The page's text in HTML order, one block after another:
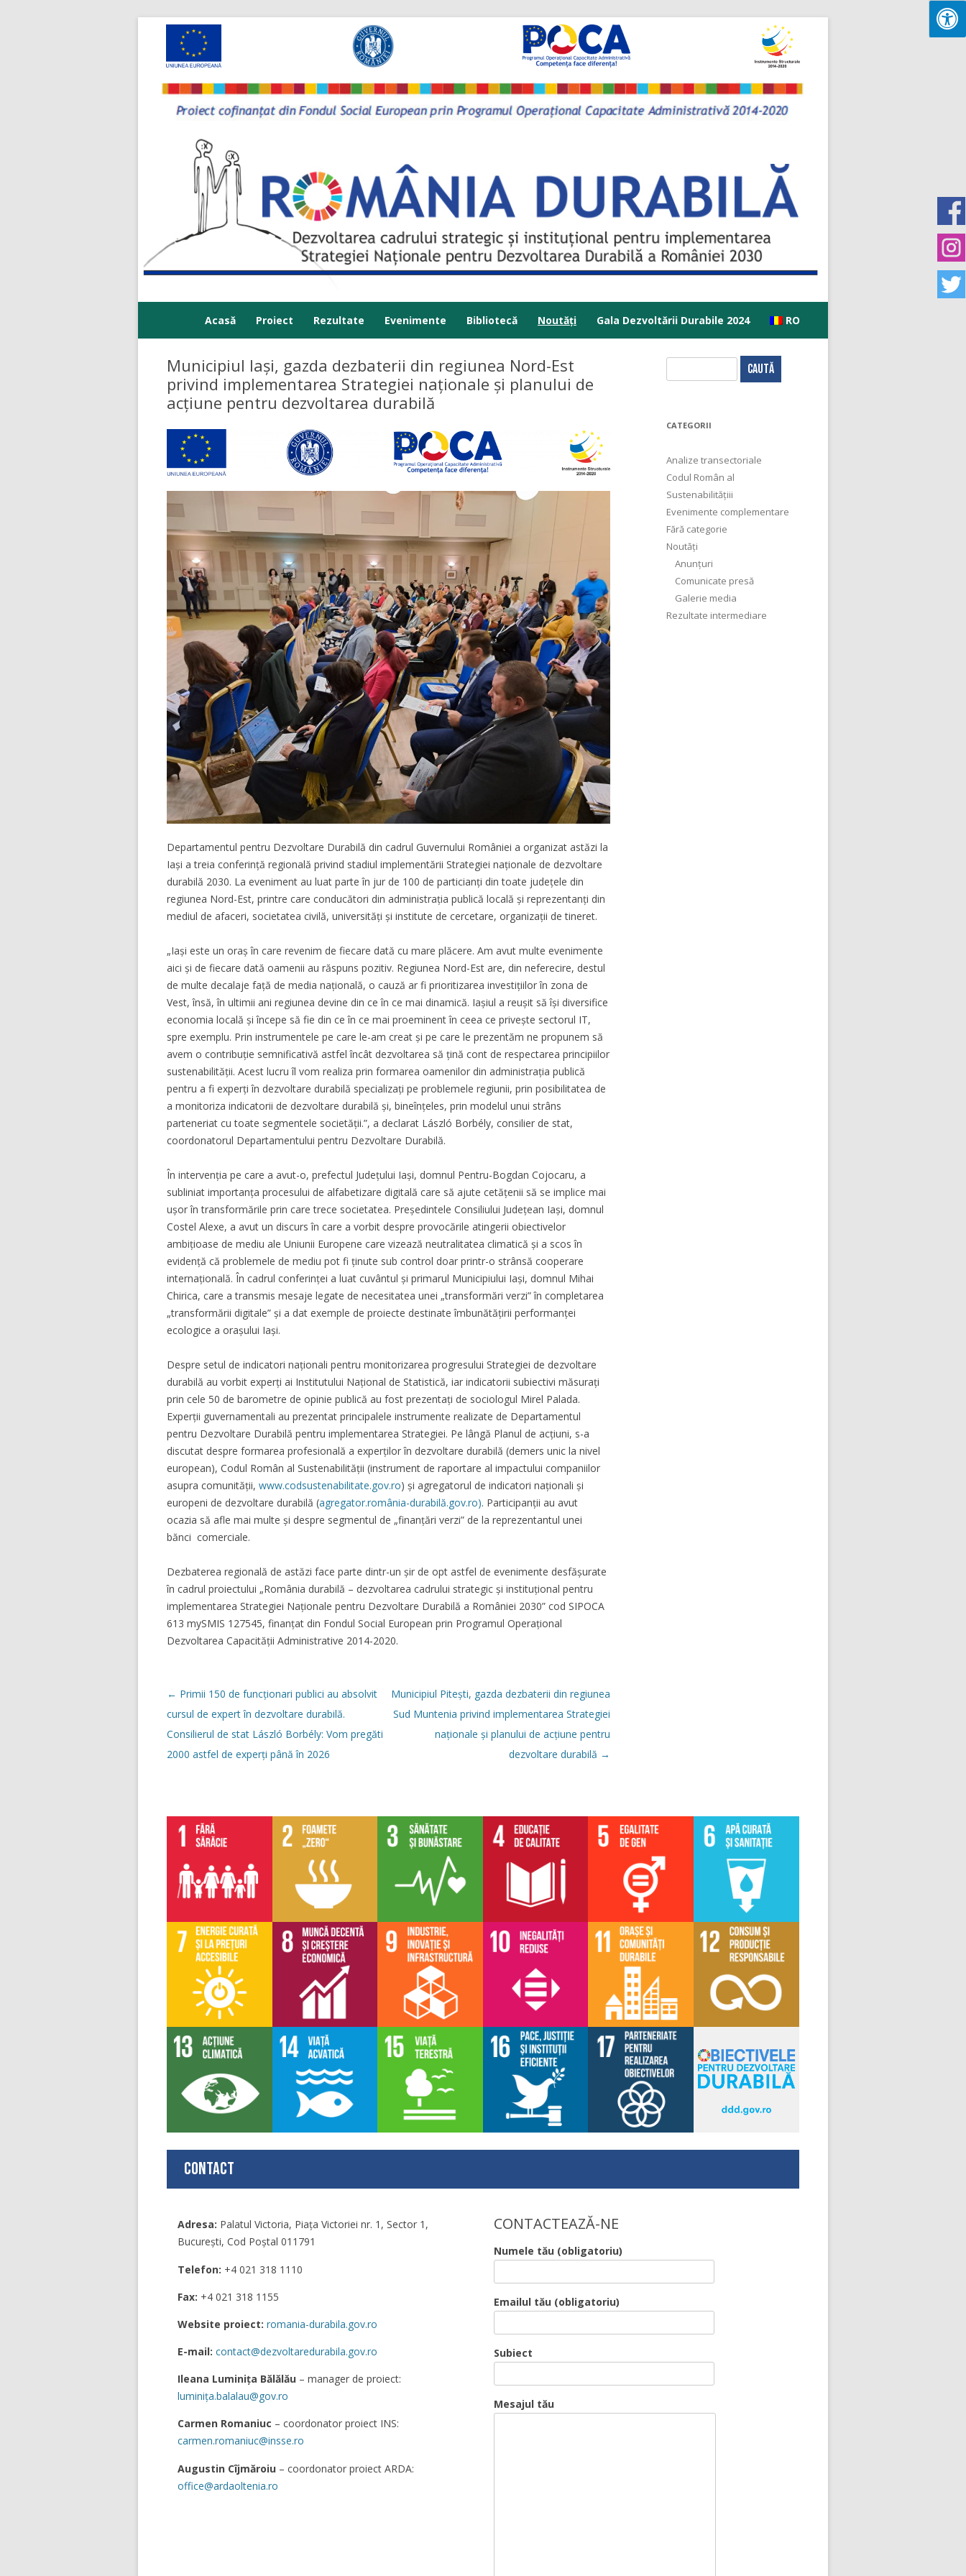
Sari la conținut
Acasă
Proiect Rezultate Evenimente Bibliotecă Noutăți
Comunicate presă
Gala Dezvoltării Durabile 2024 RO
Municipiul Iași, gazda dezbaterii din regiunea Nord-Est
privind implementarea Strategiei naționale și planului de
acțiune pentru dezvoltarea durabilă
Departamentul pentru Dezvoltare Durabilă din cadrul Guvernului României a organizat astăzi la
Iași a treia conferință regională privind stadiul implementării Strategiei naționale de dezvoltare
durabilă 2030. La eveniment au luat parte în jur de 100 de particianți din toate județele din
regiunea Nord-Est, printre care conducători din administrația publică locală și reprezentanți din
mediul de afaceri, societatea civilă, universități și institute de cercetare, organizații de tineret.
„Iași este un oraș în care revenim de fiecare dată cu mare plăcere. Am avut multe evenimente
aici și de fiecare dată oamenii au răspuns pozitiv. Regiunea Nord-Est are, din neferecire, destul
de multe decalaje față de media națională, o cauză ar fi prioritizarea investițiilor în zona de
Vest, însă, în ultimii ani regiunea devine din ce în ce mai dinamică. Iașiul a reușit să își diversifice
economia locală și începe să fie din ce în ce mai proeminent în ceea ce privește sectorul IT,
spre exemplu. Prin instrumentele pe care le-am creat și pe care le prezentăm ne propunem să
avem o contribuție semnificativă astfel încât dezvoltarea să țină cont de respectarea principiilor
sustenabilității. Acest lucru îl vom realiza prin formarea oamenilor din administrația publică
pentru a fi experți în dezvoltare durabilă specializați pe problemele regiunii, prin posibilitatea de
a monitoriza indicatorii de dezvoltare durabilă și, bineînțeles, prin modelul unui strâns
parteneriat cu toate segmentele societății.”, a declarat László Borbély, consilier de stat,
coordonatorul Departamentului pentru Dezvoltare Durabilă.
În intervenția pe care a avut-o, prefectul Județului Iași, domnul Pentru-Bogdan Cojocaru, a
subliniat importanța procesului de alfabetizare digitală care să ajute cetățenii să se implice mai
ușor în transformările prin care trece societatea. Președintele Consiliului Județean Iași, domnul
Costel Alexe, a avut un discurs în care a vorbit despre provocările atingerii obiectivelor
ambițioase de mediu ale Uniunii Europene care vizează neutralitatea climatică și a scos în
evidență că problemele de mediu pot fi ținute sub control doar printr-o strânsă cooperare
internațională. În cadrul conferinței a luat cuvântul și primarul Municipiului Iași, domnul Mihai
Chirica, care a transmis mesaje legate de necesitatea unei „transformări verzi” în completarea
„transformării digitale” și a dat exemple de proiecte destinate îmbunătățirii performanței
ecologice a orașului Iași.
Despre setul de indicatori naționali pentru monitorizarea progresului Strategiei de dezvoltare
durabilă au vorbit experți ai Institutului Național de Statistică, iar indicatorii subiectivi măsurați
prin cele 50 de barometre de opinie publică au fost prezentați de sociologul Mirel Palada.
Experții guvernamentali au prezentat principalele instrumente realizate de Departamentul
pentru Dezvoltare Durabilă pentru implementarea Strategiei. Pe lângă Planul de acțiuni, s-a
discutat despre formarea profesională a experților în dezvoltare durabilă (demers unic la nivel
european), Codul Român al Sustenabilității (instrument de raportare al impactului companiilor
asupra comunității, www.codsustenabilitate.gov.ro) și agregatorul de indicatori naționali și
europeni de dezvoltare durabilă (agregator.românia-durabilă.gov.ro). Participanții au avut
ocazia să afle mai multe și despre segmentul de „finanțări verzi” de la reprezentantul unei
bănci comerciale.
Dezbaterea regională de astăzi face parte dintr-un șir de opt astfel de evenimente desfășurate
în cadrul proiectului „România durabilă – dezvoltarea cadrului strategic și instituțional pentru
implementarea Strategiei Naționale pentru Dezvoltare Durabilă a României 2030” cod SIPOCA
613 mySMIS 127545, finanțat din Fondul Social European prin Programul Operațional
Dezvoltarea Capacității Administrative 2014-2020.
Navigare
în
articol
← Primii 150 de funcționari publici au absolvit
cursul de expert în dezvoltare durabilă.
Consilierul de stat László Borbély: Vom pregăti
2000 astfel de experți până în 2026
Municipiul Pitești, gazda dezbaterii din regiunea
Sud Muntenia privind implementarea Strategiei
naționale și planului de acțiune pentru
dezvoltare durabilă →
a
u
p
ă
:
CATEGORII
Analize transectoriale
Codul Român al
Sustenabilitățiii
Evenimente complementare
Fără categorie
Noutăți
Anunțuri
Comunicate presă
Galerie media
Rezultate intermediare
Contact
Adresa: Palatul Victoria, Piaţa Victoriei nr. 1, Sector 1,
București, Cod Poștal 011791
Telefon: +4 021 318 1110
Fax: +4 021 318 1155
Website proiect: romania-durabila.gov.ro
E-mail: contact@dezvoltaredurabila.gov.ro
Ileana Luminița Bălălău – manager de proiect:
luminița.balalau@gov.ro
Carmen Romaniuc – coordonator proiect INS:
carmen.romaniuc@insse.ro
Augustin Cîjmăroiu – coordonator proiect ARDA:
office@ardaoltenia.ro
CONTACTEAZĂ-NE
Numele tău (obligatoriu)
Emailul tău (obligatoriu)
Subiect
Mesajul tău